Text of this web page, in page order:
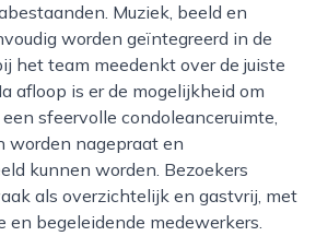
Muziek, beeld en
worden geïntegreerd in de
het team meedenkt over de juiste
afloop is er de mogelijkheid om
sfeervolle condoleanceruimte,
worden nagepraat en
kunnen worden. Bezoekers
als overzichtelijk en gastvrij, met
en begeleidende medewerkers.